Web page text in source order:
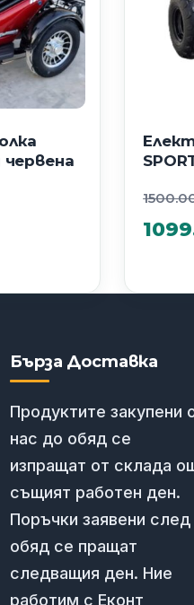
червена
(1,758.29
лв.).
Бърза Доставка
Продуктите закупени
нас до обяд се
изпращат от склада
същият работен ден.
Поръчки заявени след
обяд се пращат
следващия ден. Ние
работим с Еконт